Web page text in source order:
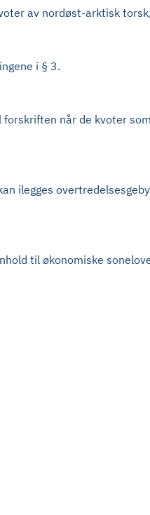
av nordøst-arktisk
i § 3.
når de kvoter
ilegges
til økonomiske